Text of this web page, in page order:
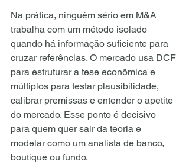
Na prática, ninguém sério em M&A
trabalha com um método isolado
quando há informação suficiente para
cruzar referências. O mercado usa DCF
para estruturar a tese econômica e
múltiplos para testar plausibilidade,
calibrar premissas e entender o apetite
do mercado. Esse ponto é decisivo
para quem quer sair da teoria e
modelar como um analista de banco,
boutique ou fundo.